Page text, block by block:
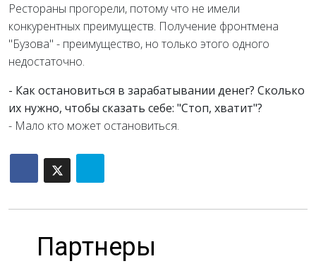
Рестораны прогорели, потому что не имели
конкурентных преимуществ. Получение фронтмена
"Бузова" - преимущество, но только этого одного
недостаточно.
- Как остановиться в зарабатывании денег? Сколько
их нужно, чтобы сказать себе: "Стоп, хватит"?
- Мало кто может остановиться.
Партнеры